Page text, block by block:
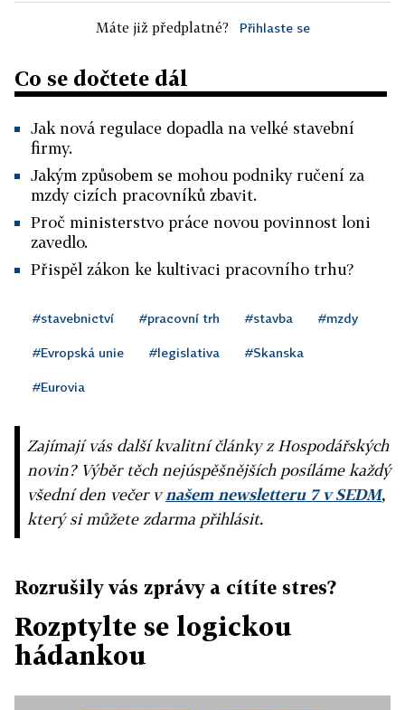
Máte již předplatné? Přihlaste se
Co se dočtete dál
Jak nová regulace dopadla na velké stavební
firmy.
Jakým způsobem se mohou podniky ručení za
mzdy cizích pracovníků zbavit.
Proč ministerstvo práce novou povinnost loni
zavedlo.
Přispěl zákon ke kultivaci pracovního trhu?
#stavebnictví #pracovní trh #stavba #mzdy
#Evropská unie #legislativa #Skanska
#Eurovia
Zajímají vás další kvalitní články z Hospodářských
novin? Výběr těch nejúspěšnějších posíláme každý
všední den večer vnašem newsletteru 7 v SEDM,
který si můžete zdarma přihlásit.
Rozrušily vás zprávy a cítíte stres?
Rozptylte se logickou
hádankou